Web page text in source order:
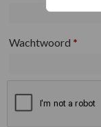
Wachtwoord *